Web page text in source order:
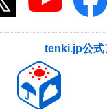
tenki.jp公式